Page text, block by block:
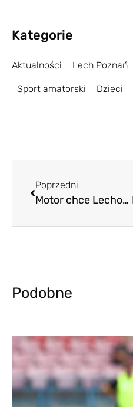
Kategorie
Aktualności Lech Poznań
Sport amatorski Dzieci
Poprzedni
Motor chce Lechowi zepsuć święto
Podobne